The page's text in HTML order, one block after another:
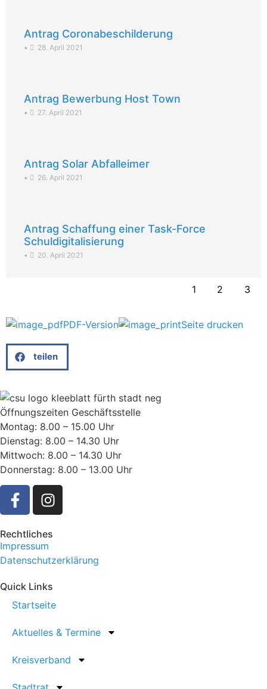
Antrag Coronabeschilderung
• 28. April 2021
Antrag Bewerbung Host Town
• 27. April 2021
Antrag Solar Abfalleimer
• 26. April 2021
Antrag Schaffung einer Task-Force
Schuldigitalisierung
• 20. April 2021
1 2 3
PDF-Version Seite drucken
teilen
Öffnungszeiten Geschäftsstelle
Montag: 8.00 – 15.00 Uhr
Dienstag: 8.00 – 14.30 Uhr
Mittwoch: 8.00 – 14.30 Uhr
Donnerstag: 8.00 – 13.00 Uhr
Rechtliches
Impressum
Datenschutzerklärung
Quick Links
Startseite
Aktuelles & Termine
Kreisverband